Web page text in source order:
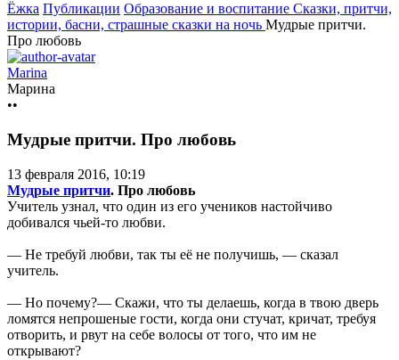
Ёжка Публикации Образование и воспитание Сказки, притчи,
истории, басни, страшные сказки на ночь Мудрые притчи.
Про любовь
Marina
Марина
••
Мудрые притчи. Про любовь
13 февраля 2016, 10:19
Мудрые притчи. Про любовь
Учитель узнал, что один из его учеников настойчиво
добивался чьей-то любви.
— Не требуй любви, так ты её не получишь, — сказал
учитель.
— Но почему?— Скажи, что ты делаешь, когда в твою дверь
ломятся непрошеные гости, когда они стучат, кричат, требуя
отворить, и рвут на себе волосы от того, что им не
открывают?